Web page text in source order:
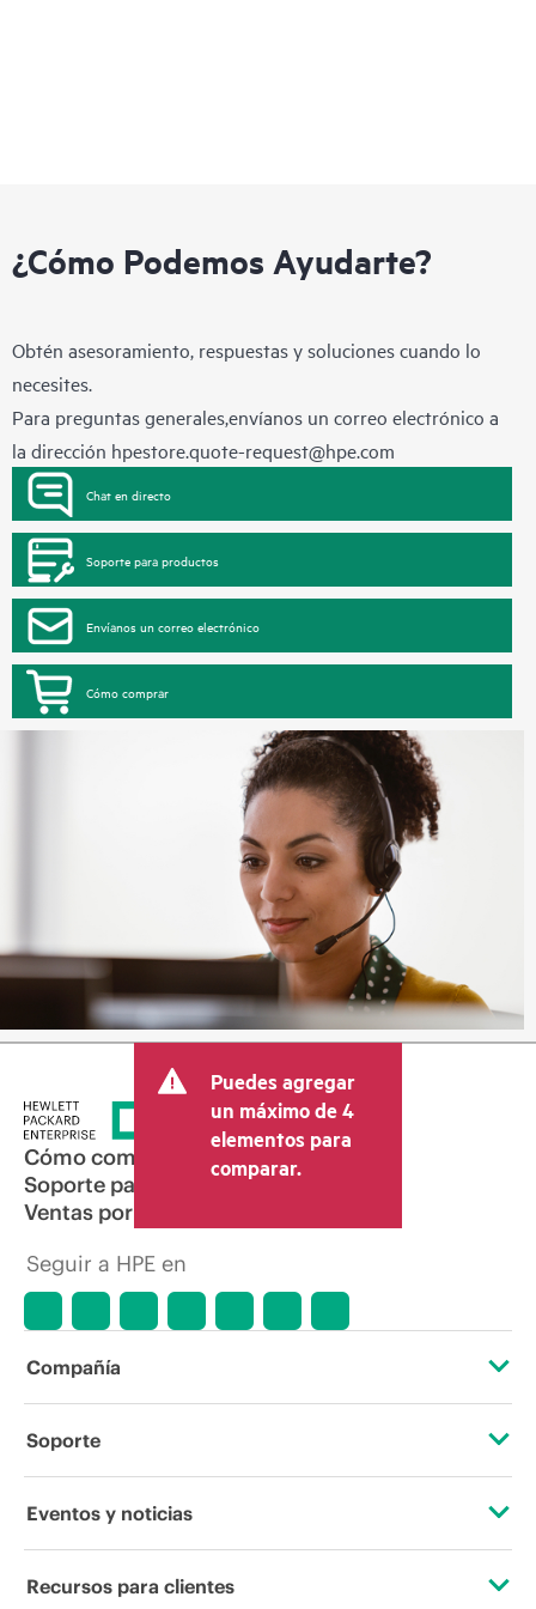
¿Cómo Podemos Ayudarte?
Obtén asesoramiento, respuestas y soluciones cuando lo
necesites.
Para preguntas generales,envíanos un correo electrónico a
la dirección hpestore.quote-request@hpe.com
Chat en directo
Soporte para productos
Envíanos un correo electrónico
Cómo comprar
Puedes agregar
un máximo de 4
elementos para
comparar.
Cómo comprar
Soporte para productos
Ventas por correo electrónico
Seguir a HPE en
Compañía
Acerca de HPE
Responsabilidad corporativa
Soporte
Servicios de soporte operativo
Eventos y noticias
Eventos
Recursos para clientes